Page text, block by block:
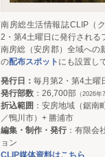
南房総生活情報誌CLIP（
2・第4土曜日に発行される
南房総（安房郡）全域への
の配布スポット にも設置し
発行日： 毎月第2・第4土曜
発行部数 ：26,700部 （2026年
折込範囲 ：安房地域（鋸南
／鴨川市）+ 勝浦市
編集・制作・発行：有限会
ョン
CLIP媒体資料はこちら